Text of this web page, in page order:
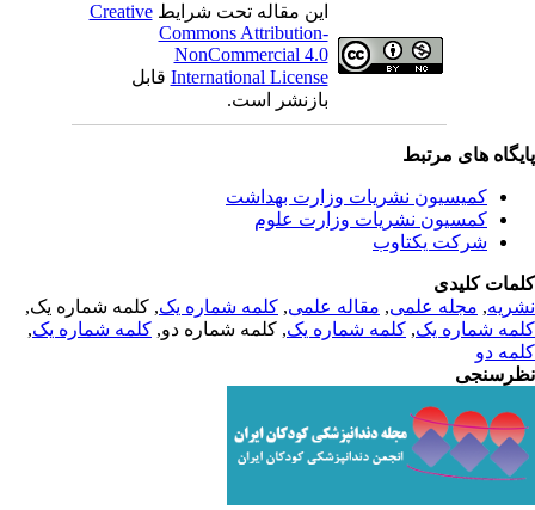
این مقاله تحت شرایطCreative
Commons Attribution-
NonCommercial 4.0
International Licenseقابل
بازنشر است.
های مرتبط
کمیسیون نشریات وزارت بهداشت
کمسیون نشریات وزارت علوم
شرکت یکتاوب
کلیدی
,مجله علمی, مقاله علمی, کلمه شماره یک, کلمه شماره یک,
شماره یک,کلمه شماره یک, کلمه شماره دو,کلمه شماره یک,
دو